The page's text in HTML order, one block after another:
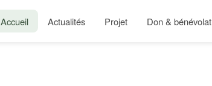
Accueil Actualités Projet Don & bénévolat